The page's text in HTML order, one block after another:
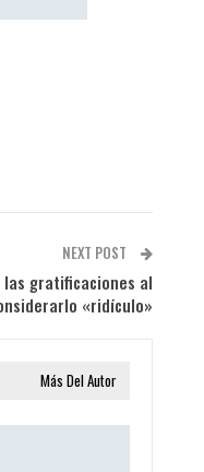
NEXT POST
las gratificaciones al
«ridículo»
Más Del Autor